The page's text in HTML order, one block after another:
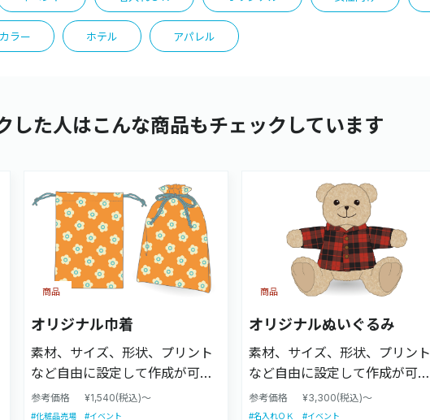
ラー ホテル アパレル
した人はこんな商品もチェックしています
オリジナル巾着
素材、サイズ、形状、プリント
など自由に設定して作成が可能
です。小ロットから大ロットま
で対応可能です。
参考価格 ¥1,540(税込)～
商品
#化粧品売場 #イベント
オリジナルぬいぐるみ
素材、サイズ、形状、プリント
など自由に設定して作成が可能
です。小ロットから大ロットま
で対応可能です。
参考価格 ¥3,300(税込)～
商品
#名入れＯＫ #イベント